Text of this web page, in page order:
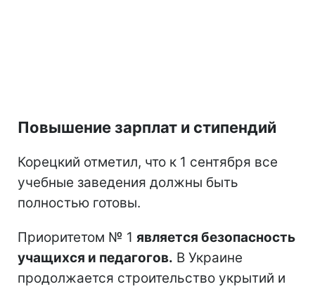
Повышение зарплат и стипендий
Корецкий отметил, что к 1 сентября все
учебные заведения должны быть
полностью готовы.
Приоритетом № 1 является безопасность
учащихся и педагогов. В Украине
продолжается строительство укрытий и